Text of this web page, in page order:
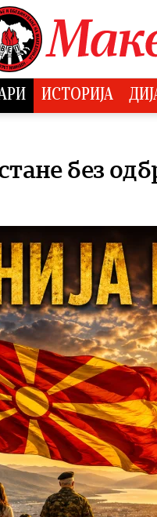
ИСТОРИЈА
без